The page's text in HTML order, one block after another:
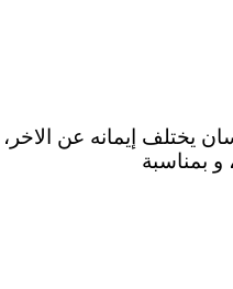
يختلف إيمانه عن
و بمناسبة